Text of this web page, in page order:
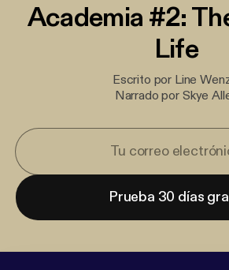
Academia #2:
Life
Escrito por Line
Narrado por Skye
Prueba 30 días